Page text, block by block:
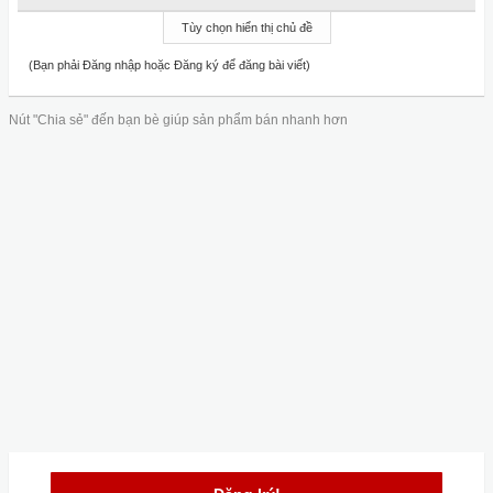
Tùy chọn hiển thị chủ đề
(Bạn phải Đăng nhập hoặc Đăng ký để đăng bài viết)
Nút "Chia sẻ" đến bạn bè giúp sản phẩm bán nhanh hơn